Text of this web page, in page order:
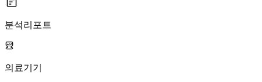
분석리포트
의료기기